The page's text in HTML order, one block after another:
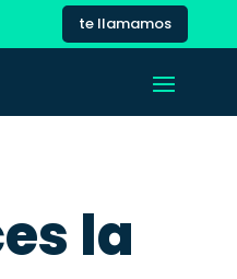
te llamamos
la